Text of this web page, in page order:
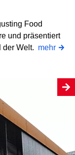
Food
und präsentiert
der Welt. mehr